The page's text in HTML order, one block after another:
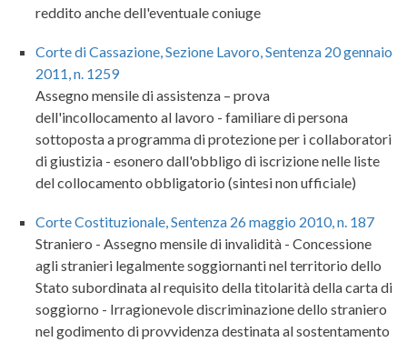
reddito anche dell'eventuale coniuge
Corte di Cassazione, Sezione Lavoro, Sentenza 20 gennaio
2011, n. 1259
Assegno mensile di assistenza – prova
dell'incollocamento al lavoro - familiare di persona
sottoposta a programma di protezione per i collaboratori
di giustizia - esonero dall'obbligo di iscrizione nelle liste
del collocamento obbligatorio (sintesi non ufficiale)
Corte Costituzionale, Sentenza 26 maggio 2010, n. 187
Straniero - Assegno mensile di invalidità - Concessione
agli stranieri legalmente soggiornanti nel territorio dello
Stato subordinata al requisito della titolarità della carta di
soggiorno - Irragionevole discriminazione dello straniero
nel godimento di provvidenza destinata al sostentamento